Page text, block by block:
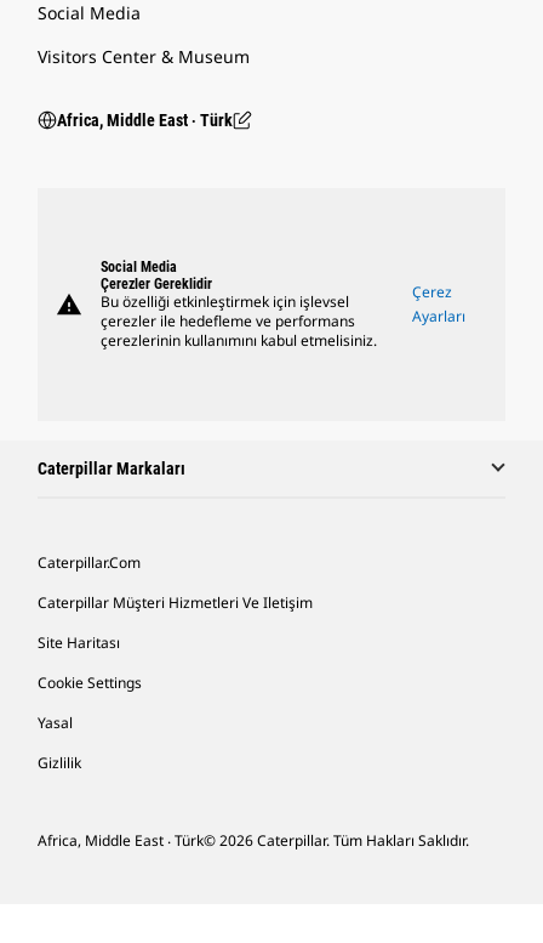
Social Media
Visitors Center & Museum
Africa, Middle East ‧ Türk
warning
Social Media
Çerezler Gereklidir
Bu özelliği etkinleştirmek için işlevsel
çerezler ile hedefleme ve performans
çerezlerinin kullanımını kabul etmelisiniz.
Çerez
Ayarları
Caterpillar Markaları
Caterpillar.com
Caterpillar Müşteri Hizmetleri Ve Iletişim
Site Haritası
Cookie Settings
Yasal
Gizlilik
Africa, Middle East ‧ Türk© 2026 Caterpillar. Tüm Hakları Saklıdır.